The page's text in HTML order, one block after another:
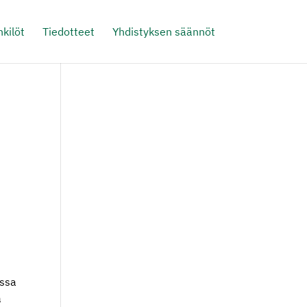
Tiedotteet Yhdistyksen säännöt